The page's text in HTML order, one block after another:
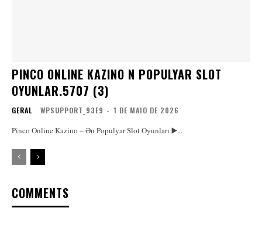
PINCO ONLINE KAZINO N POPULYAR SLOT
OYUNLAR.5707 (3)
GERAL WPSUPPORT_93E9 - 1 DE MAIO DE 2026
Pinco Online Kazino – Ən Populyar Slot Oyunları ▶️...
COMMENTS